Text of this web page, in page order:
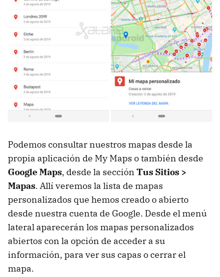
Podemos consultar nuestros mapas desde la
propia aplicación de My Maps o también desde
Google Maps, desde la sección Tus Sitios >
Mapas. Allí veremos la lista de mapas
personalizados que hemos creado o abierto
desde nuestra cuenta de Google. Desde el menú
lateral aparecerán los mapas personalizados
abiertos con la opción de acceder a su
información, para ver sus capas o cerrar el
mapa.